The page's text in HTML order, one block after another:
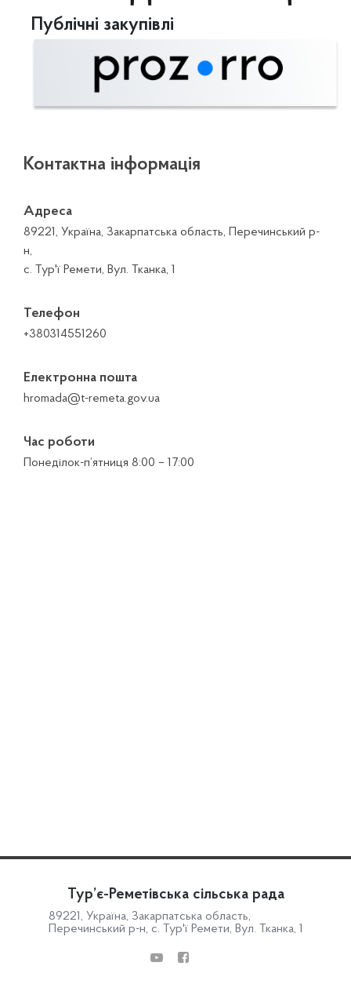
Публічні закупівлі
Контактна інформація
Адреса
89221, Україна, Закарпатська область, Перечинський р-
н,
с. Тур'ї Ремети, Вул. Тканка, 1
Телефон
+380314551260
Електронна пошта
hromada@t-remeta.gov.ua
Час роботи
Понеділок-п’ятниця 8:00 – 17:00
Тур’є-Реметівська сільська рада
89221, Україна, Закарпатська область,
Перечинський р-н, с. Тур'ї Ремети, Вул. Тканка, 1